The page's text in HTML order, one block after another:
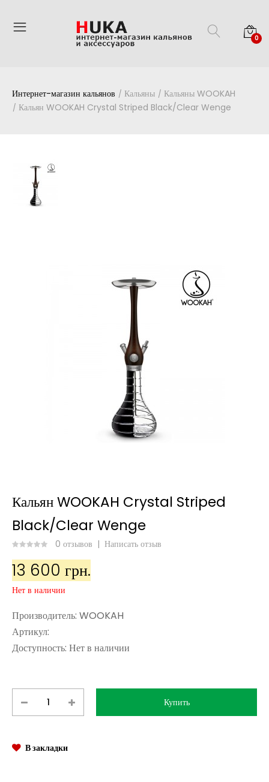
0
Интернет-магазин кальянов Кальяны
Кальяны WOOKAH
Кальян WOOKAH Crystal Striped Black/Clear Wenge
Кальян WOOKAH Crystal Striped
Black/Clear Wenge
0 отзывов | Написать отзыв
13 600 грн.
Нет в наличии
Производитель: WOOKAH
Артикул:
Доступность: Нет в наличии
В закладки